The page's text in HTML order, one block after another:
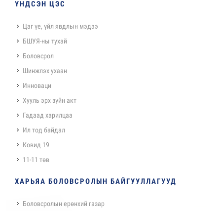
ҮНДСЭН ЦЭС
Цаг үе, үйл явдлын мэдээ
БШУЯ-ны тухай
Боловсрол
Шинжлэх ухаан
Инноваци
Хууль эрх зүйн акт
Гадаад харилцаа
Ил тод байдал
Ковид 19
11-11 төв
ХАРЬЯА БОЛОВСРОЛЫН БАЙГУУЛЛАГУУД
Боловсролын ерөнхий газар